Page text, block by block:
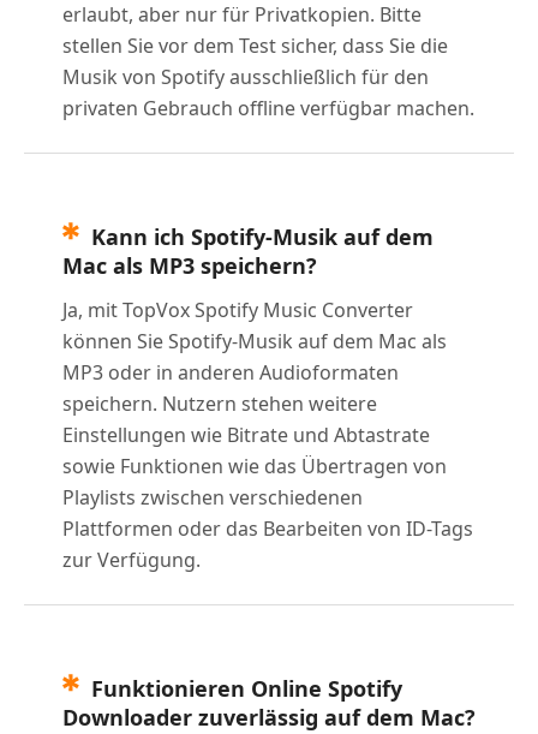
erlaubt, aber nur für Privatkopien. Bitte
stellen Sie vor dem Test sicher, dass Sie die
Musik von Spotify ausschließlich für den
privaten Gebrauch offline verfügbar machen.
Kann ich Spotify-Musik auf dem
Mac als MP3 speichern?
Ja, mit TopVox Spotify Music Converter
können Sie Spotify-Musik auf dem Mac als
MP3 oder in anderen Audioformaten
speichern. Nutzern stehen weitere
Einstellungen wie Bitrate und Abtastrate
sowie Funktionen wie das Übertragen von
Playlists zwischen verschiedenen
Plattformen oder das Bearbeiten von ID-Tags
zur Verfügung.
Funktionieren Online Spotify
Downloader zuverlässig auf dem Mac?